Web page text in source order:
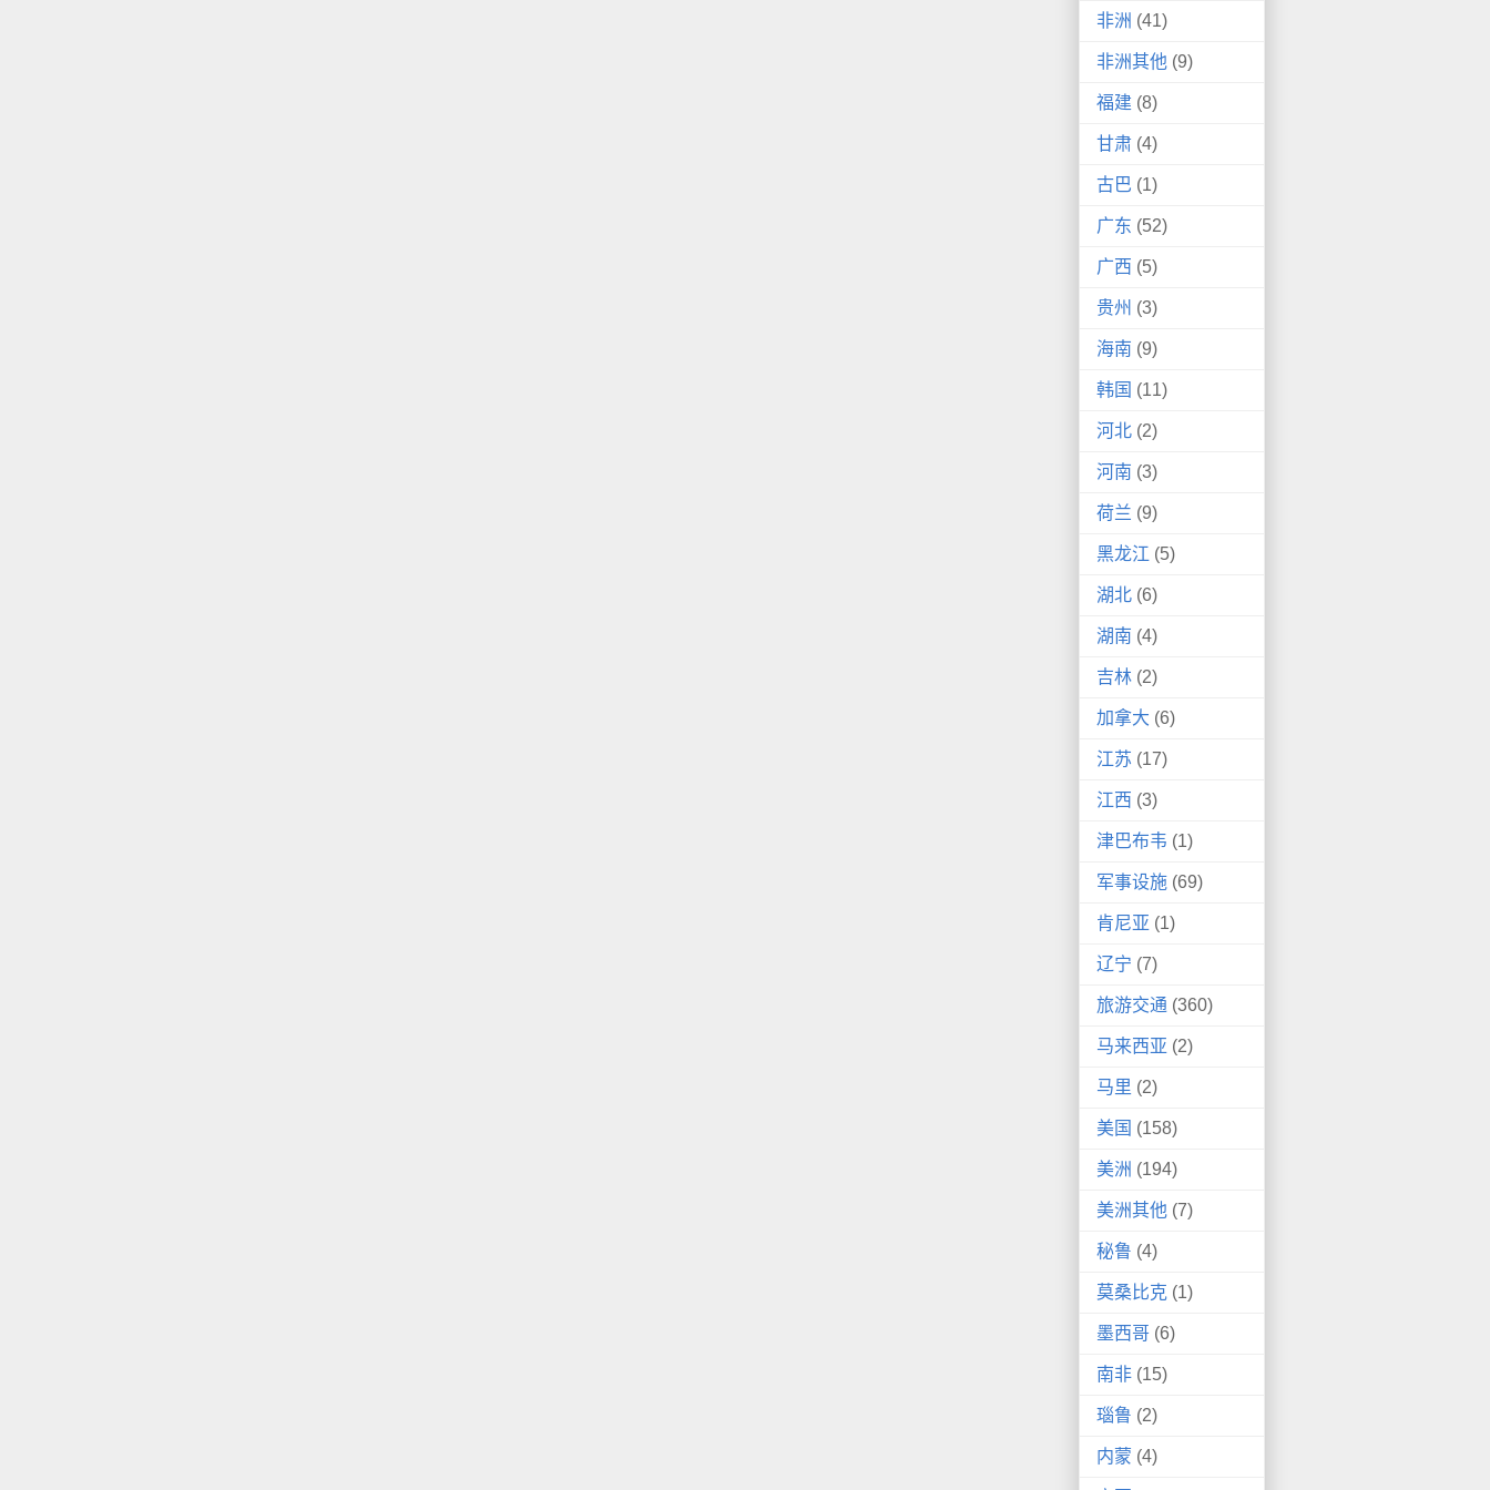
非洲 (41)
非洲其他 (9)
福建 (8)
甘肃 (4)
古巴 (1)
广东 (52)
广西 (5)
贵州 (3)
海南 (9)
韩国 (11)
河北 (2)
河南 (3)
荷兰 (9)
黑龙江 (5)
湖北 (6)
湖南 (4)
吉林 (2)
加拿大 (6)
江苏 (17)
江西 (3)
津巴布韦 (1)
军事设施 (69)
肯尼亚 (1)
辽宁 (7)
旅游交通 (360)
马来西亚 (2)
马里 (2)
美国 (158)
美洲 (194)
美洲其他 (7)
秘鲁 (4)
莫桑比克 (1)
墨西哥 (6)
南非 (15)
瑙鲁 (2)
内蒙 (4)